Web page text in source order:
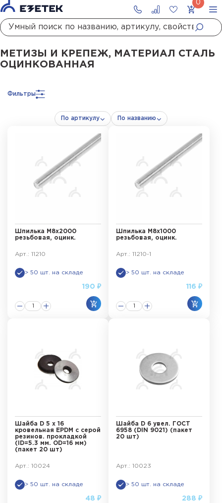
ГлавнаяКаталог Монтажные материалы Метизы и крепеж
МЕТИЗЫ И КРЕПЕЖ, МАТЕРИАЛ СТАЛЬ
ОЦИНКОВАННАЯ
Фильтры
По артикулу По названию
Шпилька М8х2000
резьбовая, оцинк.
Арт.: 11210
> 50 шт. на складе
190 ₽
Шпилька М8х1000
резьбовая, оцинк.
Арт.: 11210-1
> 50 шт. на складе
116 ₽
Шайба D 5 х 16
кровельная EPDM с серой
резинов. прокладкой
(ID=5.3 мм. OD=16 мм)
(пакет 20 шт)
Арт.: 10024
> 50 шт. на складе
48 ₽
Шайба D 6 увел. ГОСТ
6958 (DIN 9021) (пакет
20 шт)
Арт.: 10023
> 50 шт. на складе
288 ₽